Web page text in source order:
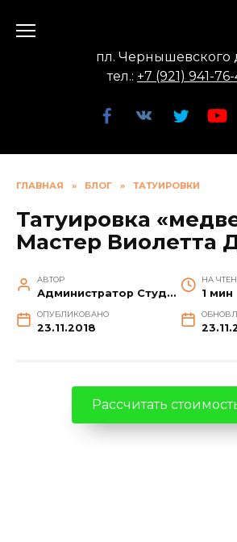
пл. Чернышевского
тел.: +7 (921) 941-
ГЛАВНАЯ » БЛОГ » ТАТУИРОВКИ
Татуировка
Мастер Виолетта
АВТОР
Администратор Студии
НА
1 мин
ОПУБЛИКОВАНО
23.11.2018
Рассчитать